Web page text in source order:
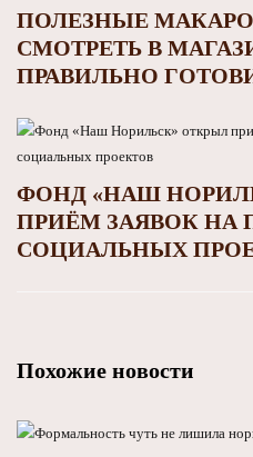
ПОЛЕЗНЫЕ
СМОТРЕТЬ В
ПРАВИЛЬНО
ФОНД «НАШ
ПРИЁМ ЗАЯВОК НА
СОЦИАЛЬНЫХ
Похожие новости